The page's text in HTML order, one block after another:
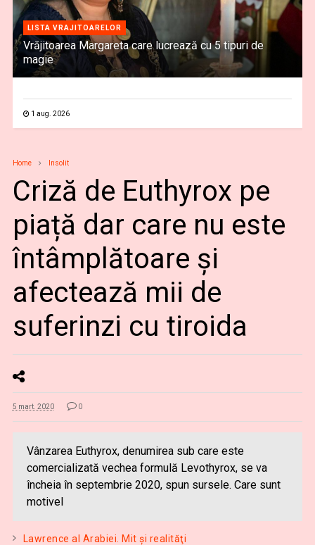
LISTA VRAJITOARELOR
Vrăjitoarea Margareta care lucrează cu 5 tipuri de
magie
1 aug. 2026
Home Insolit
Criză de Euthyrox pe
piață dar care nu este
întâmplătoare și
afectează mii de
suferinzi cu tiroida
5 mart. 2020 0
Vânzarea Euthyrox, denumirea sub care este
comercializată vechea formulă Levothyrox, se va
încheia în septembrie 2020, spun sursele. Care sunt
motivel
Lawrence al Arabiei. Mit şi realităţi